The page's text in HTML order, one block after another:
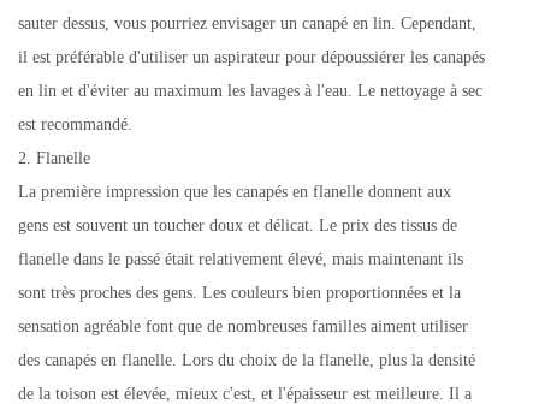
sauter dessus, vous pourriez envisager un canapé en lin. Cependant,
il est préférable d'utiliser un aspirateur pour dépoussiérer les canapés
en lin et d'éviter au maximum les lavages à l'eau. Le nettoyage à sec
est recommandé.
2. Flanelle
La première impression que les canapés en flanelle donnent aux
gens est souvent un toucher doux et délicat. Le prix des tissus de
flanelle dans le passé était relativement élevé, mais maintenant ils
sont très proches des gens. Les couleurs bien proportionnées et la
sensation agréable font que de nombreuses familles aiment utiliser
des canapés en flanelle. Lors du choix de la flanelle, plus la densité
de la toison est élevée, mieux c'est, et l'épaisseur est meilleure. Il a